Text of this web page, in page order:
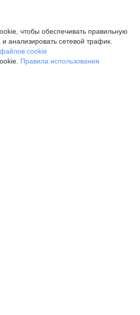
чтобы обеспечивать правильную
анализировать сетевой трафик.
cookie
Правила использования